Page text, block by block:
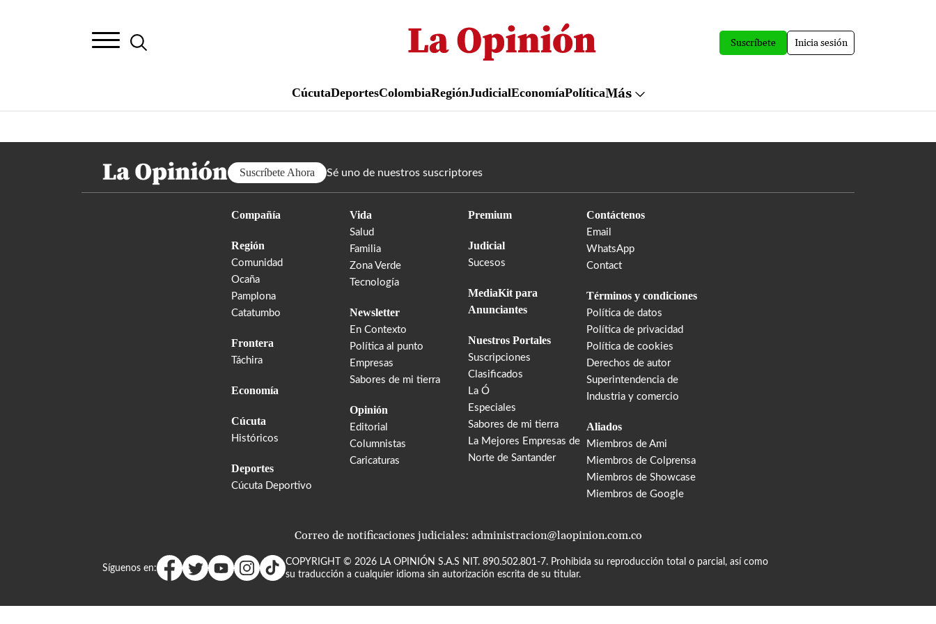
al
contenido
Suscríbete Inicia sesión
CúcutaDeportesColombiaRegiónJudicialEconomíaPolíticaMás
Suscríbete Ahora Sé uno de nuestros suscriptores
Compañía
Región
Comunidad
Ocaña
Pamplona
Catatumbo
Frontera
Táchira
Economía
Cúcuta
Históricos
Deportes
Cúcuta Deportivo
Vida
Salud
Familia
Zona Verde
Tecnología
Newsletter
En Contexto
Política al punto
Empresas
Sabores de mi tierra
Opinión
Editorial
Columnistas
Caricaturas
Premium
Judicial
Sucesos
MediaKit para
Anunciantes
Nuestros Portales
Suscripciones
Clasificados
La Ó
Especiales
Sabores de mi tierra
La Mejores Empresas de
Norte de Santander
Contáctenos
Email
WhatsApp
Contact
Términos y condiciones
Política de datos
Política de privacidad
Política de cookies
Derechos de autor
Superintendencia de
Industria y comercio
Aliados
Miembros de Ami
Miembros de Colprensa
Miembros de Showcase
Miembros de Google
Correo de notificaciones judiciales: administracion@laopinion.com.co
Síguenos en:
COPYRIGHT © 2026 LA OPINIÓN S.A.S NIT. 890.502.801-7. Prohibida su reproducción total o parcial, así como
su traducción a cualquier idioma sin autorización escrita de su titular.